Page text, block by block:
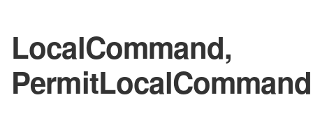
LocalCommand,
PermitLocalCommand